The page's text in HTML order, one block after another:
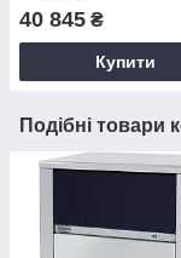
40 845 ₴
Купити
Подібні товари